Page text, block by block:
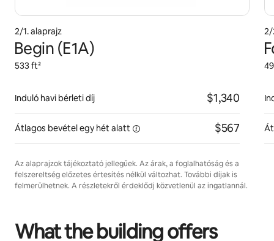
2/1. alaprajz
Begin (E1A)
533 ft²
Induló havi bérleti díj $1,340
Átlagos bevétel egy hétalatt $567
2/
Az alaprajzok tájékoztató jellegűek. Az árak, a foglalhatóság és a
felszereltség előzetes értesítés nélkül változhat. További díjak is
felmerülhetnek. A részletekről érdeklődj közvetlenül az ingatlannál.
What the building offers